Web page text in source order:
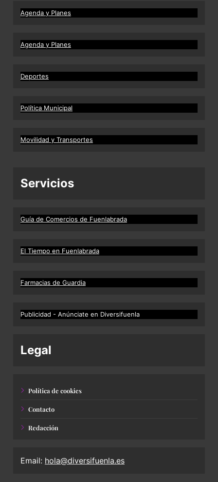
Agenda y Planes
Agenda y Planes
Deportes
Política Municipal
Movilidad y Transportes
Servicios
Guía de Comercios de Fuenlabrada
El Tiempo en Fuenlabrada
Farmacias de Guardia
Publicidad - Anúnciate en Diversifuenla
Legal
Política de cookies
Contacto
Redacción
Email: hola@diversifuenla.es